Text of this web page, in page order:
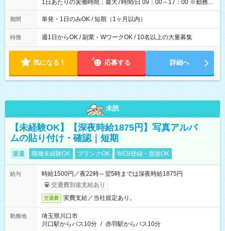
1日あたりの実働時間：最大7時間/日 09：00～17：00 ※勤務時
間は 試験により異なります。
期間 単発・1日のみOK / 短期（1ヶ月以内）
特徴 週1日からOK / 副業・WワークOK / 10名以上の大量募集
気になる！ 応募する 詳細へ
未読
【未経験OK】【深夜時給1875円】写真アルバ
ムの貼り付け・確認｜短期
派遣 職種未経験OK ブランクOK WEB登録・面接OK
給与
時給1500円／夜22時～翌5時までは深夜時給1875円
交通費別途支給あり
交通費 実費支給／当社規定あり。
勤務地
埼玉県川口市
川口駅からバス10分 / 赤羽駅からバス10分